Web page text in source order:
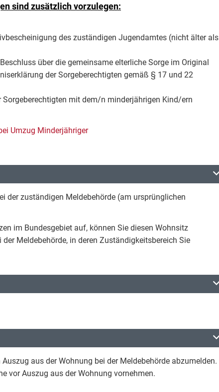
sind zusätzlich vorzulegen:
des zuständigen Jugendamtes (nicht älter als
über die gemeinsame elterliche Sorge im Original
der Sorgeberechtigten gemäß § 17 und 22
mit dem/n minderjährigen Kind/ern
Umzug Minderjähriger
der zuständigen Meldebehörde (am ursprünglichen
im Bundesgebiet auf, können Sie diesen Wohnsitz
Meldebehörde, in deren Zuständigkeitsbereich Sie
aus der Wohnung bei der Meldebehörde abzumelden.
vor Auszug aus der Wohnung vornehmen.